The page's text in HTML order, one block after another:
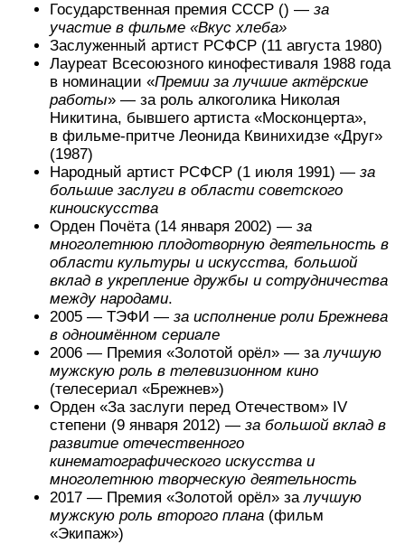
Государственная премия СССР () — за
участие в фильме «Вкус хлеба»
Заслуженный артист РСФСР (11 августа 1980)
Лауреат Всесоюзного кинофестиваля 1988 года
в номинации «Премии за лучшие актёрские
работы» — за роль алкоголика Николая
Никитина, бывшего артиста «Москонцерта»,
в фильме-притче Леонида Квинихидзе «Друг»
(1987)
Народный артист РСФСР (1 июля 1991) — за
большие заслуги в области советского
киноискусства
Орден Почёта (14 января 2002) — за
многолетнюю плодотворную деятельность в
области культуры и искусства, большой
вклад в укрепление дружбы и сотрудничества
между народами.
2005 — ТЭФИ — за исполнение роли Брежнева
в одноимённом сериале
2006 — Премия «Золотой орёл» — залучшую
мужскую роль в телевизионном кино
(телесериал «Брежнев»)
Орден «За заслуги перед Отечеством» IV
степени (9 января 2012) — за большой вклад в
развитие отечественного
кинематографического искусства и
многолетнюю творческую деятельность
2017 — Премия «Золотой орёл» залучшую
мужскую роль второго плана (фильм
«Экипаж»)